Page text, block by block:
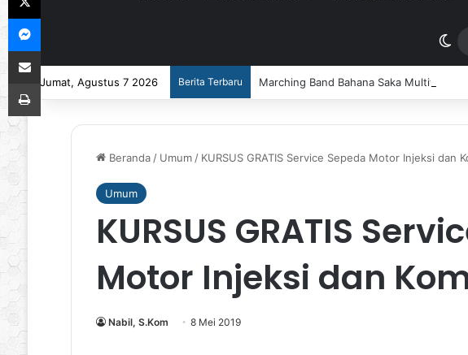
Jumat, Agustus 7 2026 Berita Terbaru Marching Band Bahana Saka Multitalent
Beranda / Umum / KURSUS GRATIS Service Sepeda Motor Injeksi dan
Umum
KURSUS GRATIS
Motor Injeksi dan
Nabil, S.Kom 8 Mei 2019
Messenger
Bagikan via Email
Print